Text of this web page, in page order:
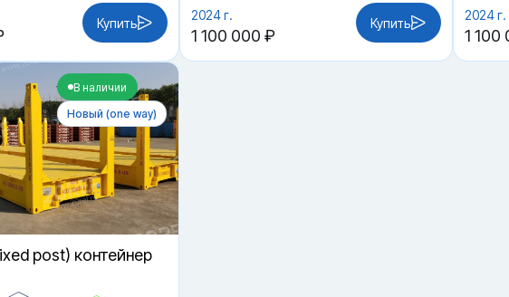
Купить 2024 г.
1 100 000 ₽
Купить 2024 г.
1 100
В наличии
Новый (one way)
post) контейнер